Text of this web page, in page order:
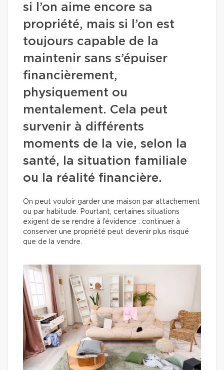
si l’on aime encore sa
propriété, mais si l’on est
toujours capable de la
maintenir sans s’épuiser
financièrement,
physiquement ou
mentalement. Cela peut
survenir à différents
moments de la vie, selon la
santé, la situation familiale
ou la réalité financière.
On peut vouloir garder une maison par attachement
ou par habitude. Pourtant, certaines situations
exigent de se rendre à l’évidence : continuer à
conserver une propriété peut devenir plus risqué
que de la vendre.